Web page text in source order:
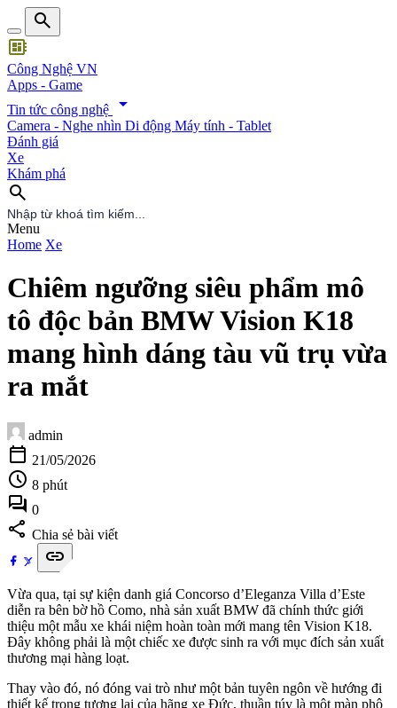
search
developer_board
Công Nghệ VN
Apps - Game
Tin tức công nghệ
arrow_drop_down
Camera - Nghe nhìn Di động Máy tính - Tablet
Đánh giá
Xe
Khám phá
search
search
Menu
Home Xe
Chiêm ngưỡng siêu phẩm mô
tô độc bản BMW Vision K18
mang hình dáng tàu vũ trụ vừa
ra mắt
admin
calendar_today 21/05/2026
schedule 8 phút
forum 0
share Chia sẻ bài viết
link
Vừa qua, tại sự kiện danh giá Concorso d’Eleganza Villa d’Este
diễn ra bên bờ hồ Como, nhà sản xuất BMW đã chính thức giới
thiệu một mẫu xe khái niệm hoàn toàn mới mang tên Vision K18.
Đây không phải là một chiếc xe được sinh ra với mục đích sản xuất
thương mại hàng loạt.
Thay vào đó, nó đóng vai trò như một bản tuyên ngôn về hướng đi
thiết kế trong tương lai của hãng xe Đức, thuần túy là một màn phô